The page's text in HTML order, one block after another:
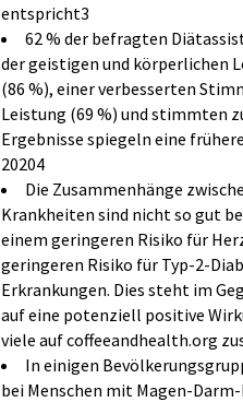
entspricht3
62 % der befragten
der geistigen und körperlichen
(86 %), einer verbesserten
Leistung (69 %) und stimmten
Ergebnisse spiegeln eine
20204
Die Zusammenhänge
Krankheiten sind nicht so gut
einem geringeren Risiko für
geringeren Risiko für Typ-2-
Erkrankungen. Dies steht im
auf eine potenziell positive
viele auf coffeeandhealth.org
In einigen
bei Menschen mit Magen-